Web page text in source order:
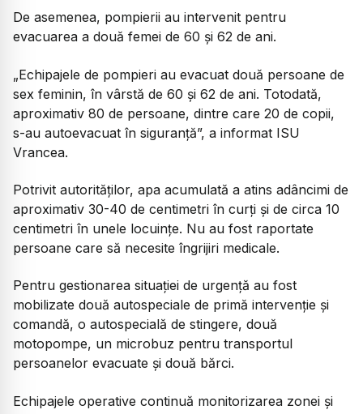
De asemenea, pompierii au intervenit pentru
evacuarea a două femei de 60 și 62 de ani.
„Echipajele de pompieri au evacuat două persoane de
sex feminin, în vârstă de 60 și 62 de ani. Totodată,
aproximativ 80 de persoane, dintre care 20 de copii,
s-au autoevacuat în siguranță”, a informat ISU
Vrancea.
Potrivit autorităților, apa acumulată a atins adâncimi de
aproximativ 30-40 de centimetri în curți și de circa 10
centimetri în unele locuințe. Nu au fost raportate
persoane care să necesite îngrijiri medicale.
Pentru gestionarea situației de urgență au fost
mobilizate două autospeciale de primă intervenție și
comandă, o autospecială de stingere, două
motopompe, un microbuz pentru transportul
persoanelor evacuate și două bărci.
Echipajele operative continuă monitorizarea zonei și